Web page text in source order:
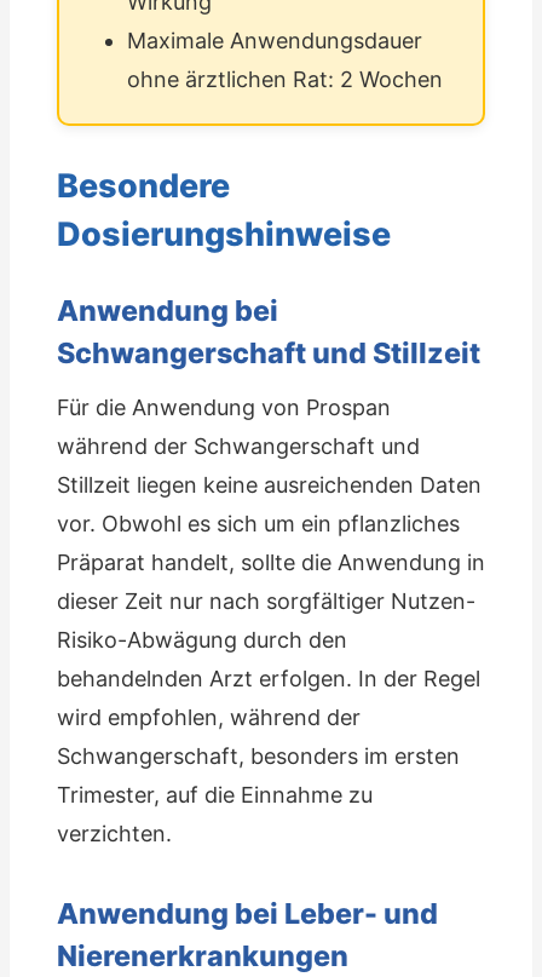
Maximale Anwendungsdauer
ohne ärztlichen Rat: 2 Wochen
Besondere
Dosierungshinweise
Anwendung bei
Schwangerschaft und Stillzeit
Für die Anwendung von Prospan
während der Schwangerschaft und
Stillzeit liegen keine ausreichenden Daten
vor. Obwohl es sich um ein pflanzliches
Präparat handelt, sollte die Anwendung in
dieser Zeit nur nach sorgfältiger Nutzen-
Risiko-Abwägung durch den
behandelnden Arzt erfolgen. In der Regel
wird empfohlen, während der
Schwangerschaft, besonders im ersten
Trimester, auf die Einnahme zu
verzichten.
Anwendung bei Leber- und
Nierenerkrankungen